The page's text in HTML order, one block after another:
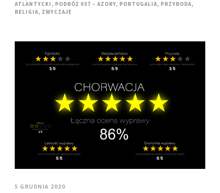
ATLANTYCKI , PODRÓŻ 037 – AZORY, PORTUGALIA, PRZYRODA,
RELIGIA, ZWYCZAJE
5 GRUDNIA 2020